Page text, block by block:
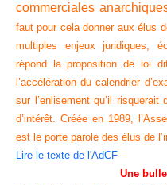
commerciales
faut pour cela donner aux élus
multiples enjeux juridiques,
répond la proposition de loi
l’accélération du calendrier
sur l’enlisement qu’il
d’intérêt. Créée en 1989,
est le porte parole des élus de
Lire le texte de l'AdCF
Une